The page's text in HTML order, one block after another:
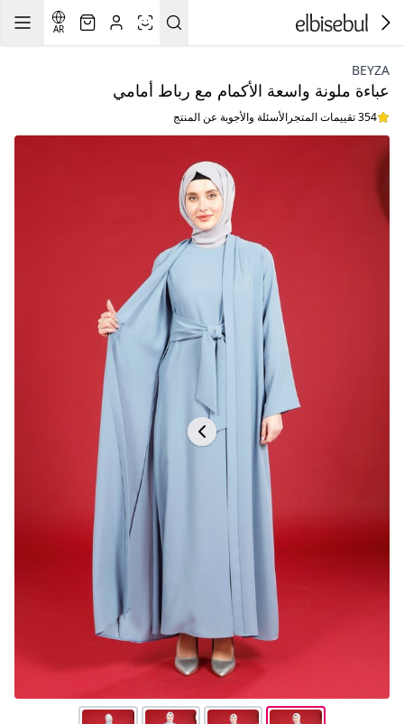
AR
BEYZA
عباءة ملونة واسعة الأكمام مع رباط أمامي
354 تقييمات المتجر الأسئلة والأجوبة عن المنتج